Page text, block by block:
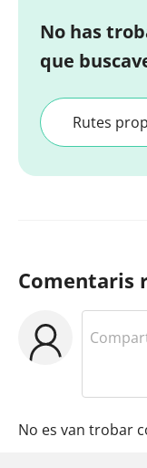
No has
que
Rutes
Comentaris
No es van trobar